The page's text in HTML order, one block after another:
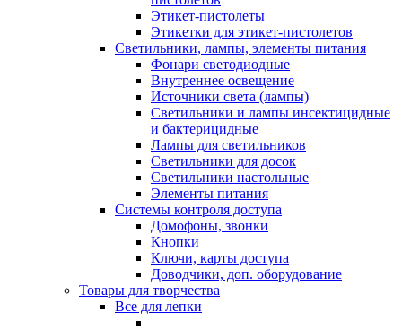
Этикет-пистолеты
Этикетки для этикет-пистолетов
Светильники, лампы, элементы питания
Фонари светодиодные
Внутреннее освещение
Источники света (лампы)
Светильники и лампы инсектицидные
и бактерицидные
Лампы для светильников
Светильники для досок
Светильники настольные
Элементы питания
Системы контроля доступа
Домофоны, звонки
Кнопки
Ключи, карты доступа
Доводчики, доп. оборудование
Товары для творчества
Все для лепки